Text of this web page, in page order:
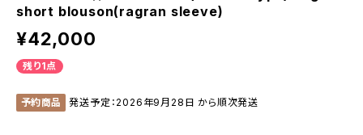
short blouson(ragran sleeve)
¥42,000
残り1点
予約商品 発送予定：2026年9月28日 から順次発送